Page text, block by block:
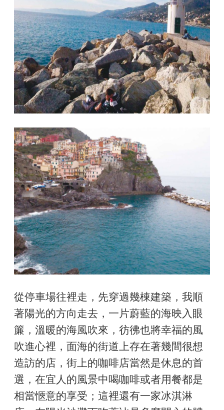
從停車場往裡走，先穿過幾棟建築，我順
著陽光的方向走去，一片蔚藍的海映入眼
簾，溫暖的海風吹來，彷彿也將幸福的風
吹進心裡，面海的街道上存在著幾間很想
造訪的店，街上的咖啡店當然是休息的首
選，在宜人的風景中喝咖啡或者用餐都是
相當愜意的享受；這裡還有一家冰淇淋